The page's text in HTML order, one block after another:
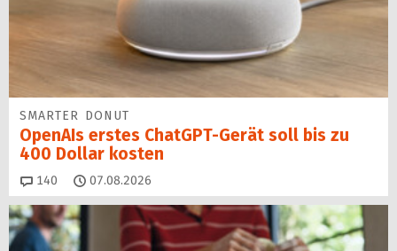
SMARTER DONUT
OpenAIs erstes ChatGPT-Gerät soll bis zu
400 Dollar kosten
140 Kommentare
07.08.2026